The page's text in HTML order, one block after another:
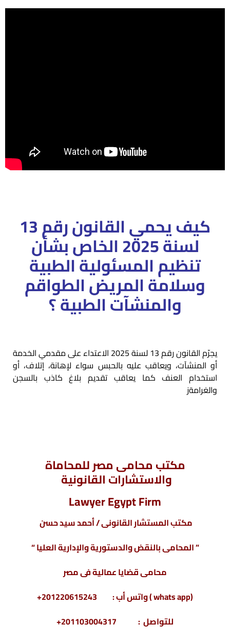
كيف يحمي القانون رقم 13
لسنة 2025 الخاص بشأن
تنظيم المسئولية الطبية
وسلامة المريض الطواقم
والمنشآت الطبية ؟
يجرّم القانون رقم 13 لسنة 2025 الاعتداء على مقدمي الخدمة
أو المنشآت، ويعاقب عليه بالحبس سواء لإهانة، إتلاف، أو
استخدام العنف كما يعاقب تقديم بلاغ كاذب بالسجن
والغرامةز
مكتب محامى مصر للمحاماة
والاستشارات القانونية
Lawyer Egypt Firm
مكتب المستشار القانونى / أحمد سيد حسن
” المحامى بالنقض والدستورية والإدارية العليا “
محامى قضايا عمالية فى مصر
(whats app ) واتس أب : 201220615243+
للتواصل : 201103004317+